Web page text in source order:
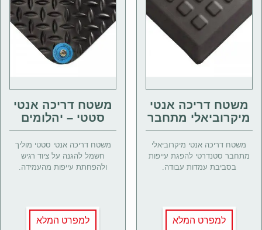
משטח דריכה אנטי
מיקרוביאלי מתחבר
משטח דריכה אנטי מיקרוביאלי
מתחבר סטנדרטי להפגת עייפות
בסביבת עמדות עבודה.
למפרט המלא
משטח דריכה אנטי
סטטי – יהלומים
משטח דריכה אנטי סטטי מוליך
חשמל להגנה על ציוד רגיש
ולהפחתת עייפות מהעמידה.
למפרט המלא